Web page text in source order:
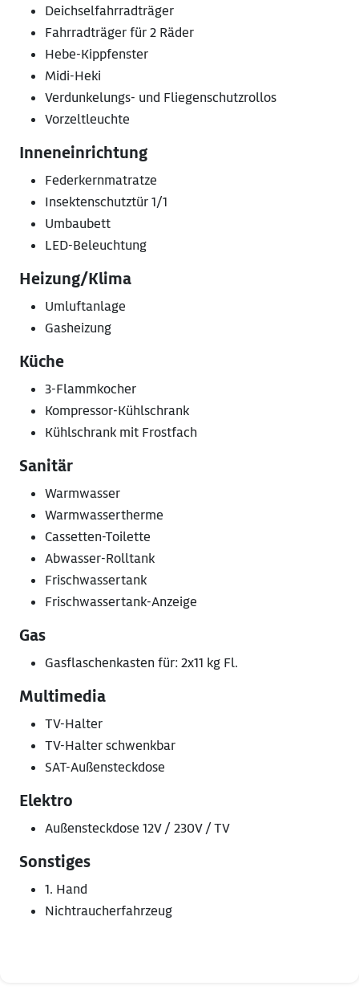
Deichselfahrradträger
Fahrradträger für 2 Räder
Hebe-Kippfenster
Midi-Heki
Verdunkelungs- und Fliegenschutzrollos
Vorzeltleuchte
Inneneinrichtung
Federkernmatratze
Insektenschutztür 1/1
Umbaubett
LED-Beleuchtung
Heizung/Klima
Umluftanlage
Gasheizung
Küche
3-Flammkocher
Kompressor-Kühlschrank
Kühlschrank mit Frostfach
Sanitär
Warmwasser
Warmwassertherme
Cassetten-Toilette
Abwasser-Rolltank
Frischwassertank
Frischwassertank-Anzeige
Gas
Gasflaschenkasten für: 2x11 kg Fl.
Multimedia
TV-Halter
TV-Halter schwenkbar
SAT-Außensteckdose
Elektro
Außensteckdose 12V / 230V / TV
Sonstiges
1. Hand
Nichtraucherfahrzeug